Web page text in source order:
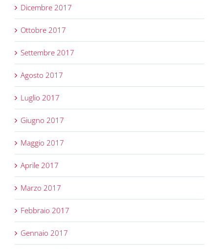
Dicembre 2017
Ottobre 2017
Settembre 2017
Agosto 2017
Luglio 2017
Giugno 2017
Maggio 2017
Aprile 2017
Marzo 2017
Febbraio 2017
Gennaio 2017